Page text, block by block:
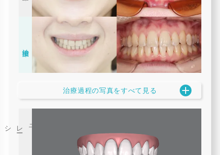
治療過程の写真をすべて見る